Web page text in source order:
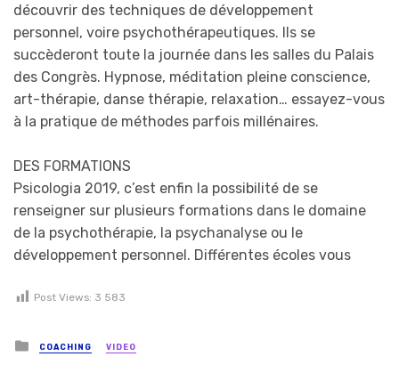
découvrir des techniques de développement
personnel, voire psychothérapeutiques. Ils se
succèderont toute la journée dans les salles du Palais
des Congrès. Hypnose, méditation pleine conscience,
art-thérapie, danse thérapie, relaxation… essayez-vous
à la pratique de méthodes parfois millénaires.
DES FORMATIONS
Psicologia 2019, c’est enfin la possibilité de se
renseigner sur plusieurs formations dans le domaine
de la psychothérapie, la psychanalyse ou le
développement personnel. Différentes écoles vous
Post Views: 3 583
Posted in
COACHING VIDEO